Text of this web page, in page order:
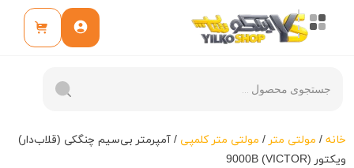
خانه / مولتی متر / مولتی متر کلمپی / آمپرمتر بی‌سیم چنگکی (قلاب‌دار)
ویکتور (VICTOR) 9000B